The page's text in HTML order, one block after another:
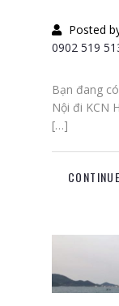
Posted
0902 519
Bạn đang
Nội đi KCN
[…]